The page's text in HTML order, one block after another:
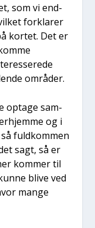
som vi end­
for­kla­rer
kor­tet. Det er
områ­der.
opta­ge sam­
og i
fuld­kom­men
sagt, så er
kom­mer til
bli­ve ved
man­ge